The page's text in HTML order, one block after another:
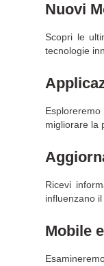
Nuovi
Scopri le
tecnologie
migliorare la
Ricevi
influenzano
Mobile